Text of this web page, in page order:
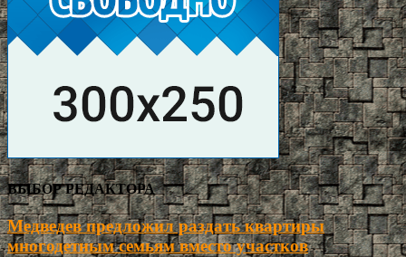
ВЫБОР РЕДАКТОРА
Медведев предложил раздать квартиры
многодетным семьям вместо участков